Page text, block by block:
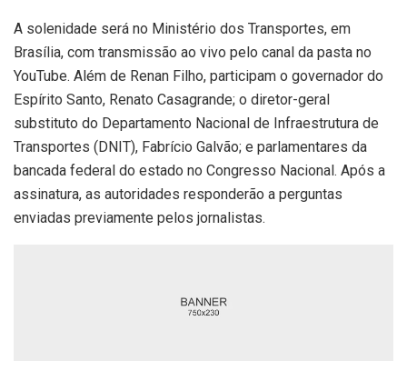
A solenidade será no Ministério dos Transportes, em
Brasília, com transmissão ao vivo pelo canal da pasta no
YouTube. Além de Renan Filho, participam o governador do
Espírito Santo, Renato Casagrande; o diretor-geral
substituto do Departamento Nacional de Infraestrutura de
Transportes (DNIT), Fabrício Galvão; e parlamentares da
bancada federal do estado no Congresso Nacional. Após a
assinatura, as autoridades responderão a perguntas
enviadas previamente pelos jornalistas.